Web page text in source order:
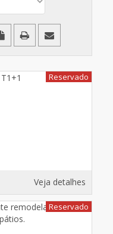
Reservado
Veja detalhes
Reservado